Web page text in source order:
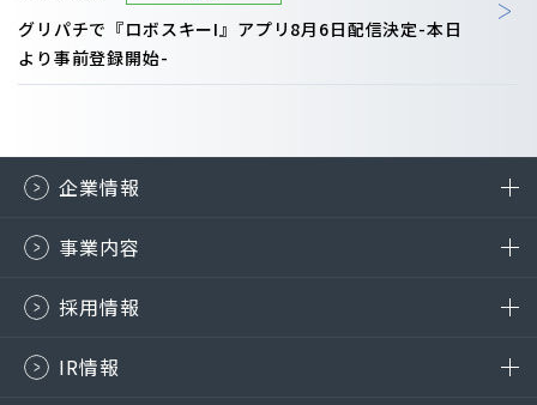
グリパチで『ロボスキーI』アプリ8月6日配信決定-本日
より事前登録開始-
企業情報
事業内容
採用情報
IR情報